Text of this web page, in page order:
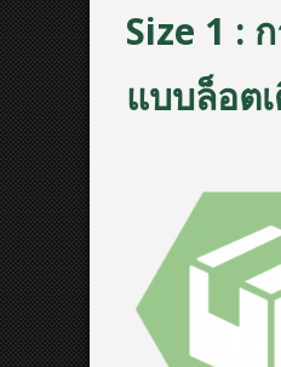
Size 1 :
แบบล็อต